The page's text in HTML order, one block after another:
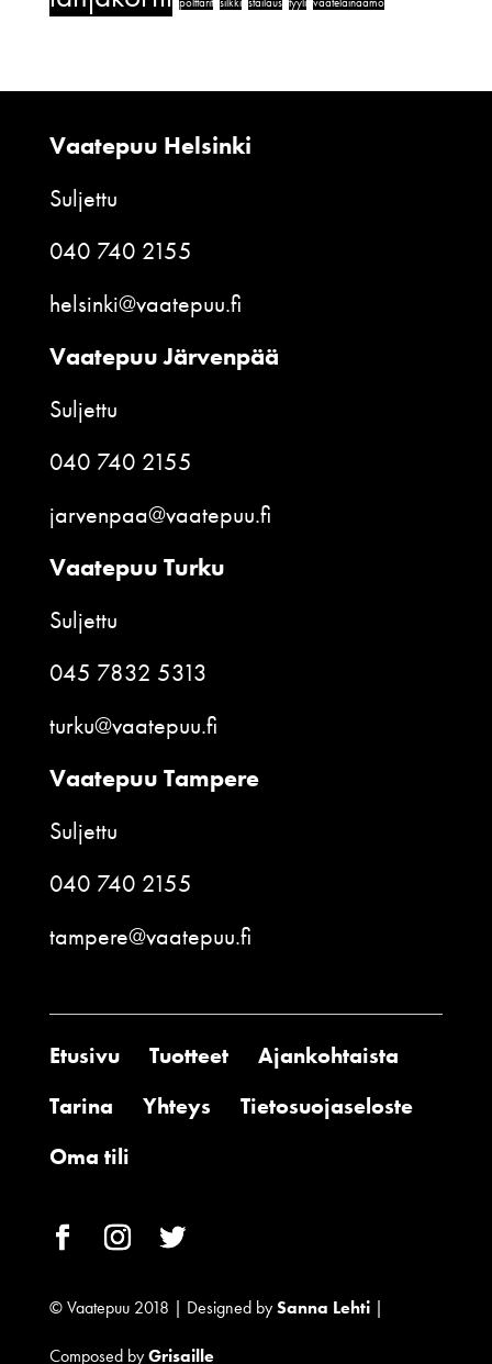
Vaatepuu Helsinki
Suljettu
040 740 2155
helsinki@vaatepuu.fi
Vaatepuu Järvenpää
Suljettu
040 740 2155
jarvenpaa@vaatepuu.fi
Vaatepuu Turku
Suljettu
045 7832 5313
turku@vaatepuu.fi
Vaatepuu Tampere
Suljettu
040 740 2155
tampere@vaatepuu.fi
Etusivu Tuotteet
Ajankohtaista
Tarina
Yhteys
Tietosuojaseloste
Oma tili
© Vaatepuu 2018 | Designed bySanna Lehti|
Composed byGrisaille